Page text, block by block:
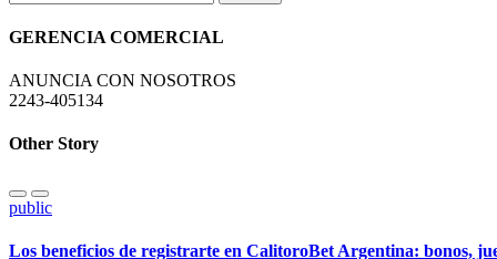
GERENCIA COMERCIAL
ANUNCIA CON NOSOTROS
2243-405134
Other Story
public
Los beneficios de registrarte en CalitoroBet Argentina: bonos,